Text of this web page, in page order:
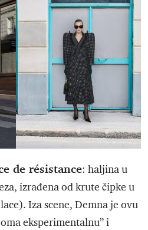
de résistance: haljina u
izrađena od krute čipke u
Iza scene, Demna je ovu
eksperimentalnu” i